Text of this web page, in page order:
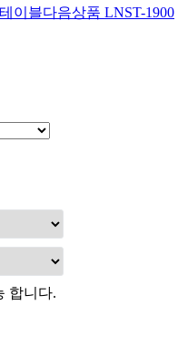
이블다음상품 LNST-1900
합니다.